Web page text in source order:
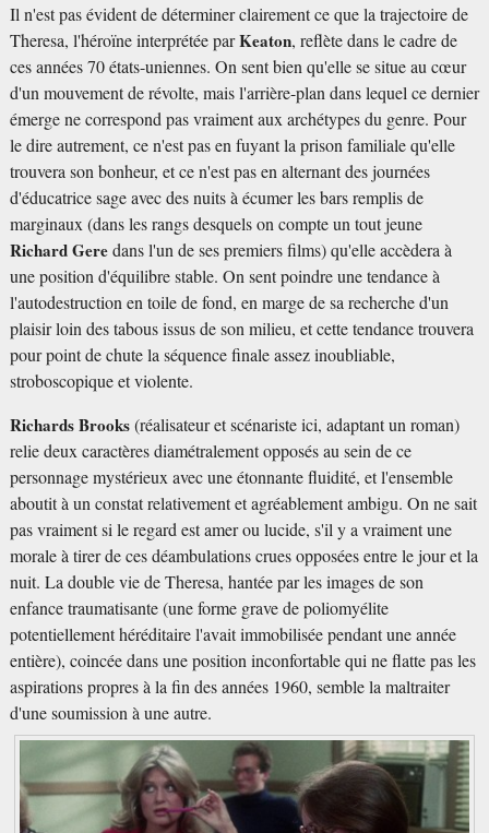
Il n'est pas évident de déterminer clairement ce que la trajectoire de
Theresa, l'héroïne interprétée parKeaton, reflète dans le cadre de
ces années 70 états-uniennes. On sent bien qu'elle se situe au cœur
d'un mouvement de révolte, mais l'arrière-plan dans lequel ce dernier
émerge ne correspond pas vraiment aux archétypes du genre. Pour
le dire autrement, ce n'est pas en fuyant la prison familiale qu'elle
trouvera son bonheur, et ce n'est pas en alternant des journées
d'éducatrice sage avec des nuits à écumer les bars remplis de
marginaux (dans les rangs desquels on compte un tout jeune
Richard Geredans l'un de ses premiers films) qu'elle accèdera à
une position d'équilibre stable. On sent poindre une tendance à
l'autodestruction en toile de fond, en marge de sa recherche d'un
plaisir loin des tabous issus de son milieu, et cette tendance trouvera
pour point de chute la séquence finale assez inoubliable,
stroboscopique et violente.
Richards Brooks(réalisateur et scénariste ici, adaptant un roman)
relie deux caractères diamétralement opposés au sein de ce
personnage mystérieux avec une étonnante fluidité, et l'ensemble
aboutit à un constat relativement et agréablement ambigu. On ne sait
pas vraiment si le regard est amer ou lucide, s'il y a vraiment une
morale à tirer de ces déambulations crues opposées entre le jour et la
nuit. La double vie de Theresa, hantée par les images de son
enfance traumatisante (une forme grave de poliomyélite
potentiellement héréditaire l'avait immobilisée pendant une année
entière), coincée dans une position inconfortable qui ne flatte pas les
aspirations propres à la fin des années 1960, semble la maltraiter
d'une soumission à une autre.